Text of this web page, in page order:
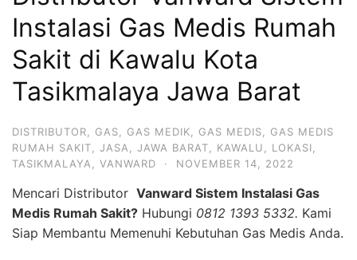
Instalasi Gas Medis Rumah
Sakit di Kawalu Kota
Tasikmalaya Jawa Barat
DISTRIBUTOR GAS GAS MEDIK GAS MEDIS
GAS MEDIS
RUMAH SAKIT
JASA JAWA BARAT KAWALU LOKASI
TASIKMALAYA
VANWARD · NOVEMBER 14, 2022
Mencari Distributor Vanward Sistem Instalasi Gas
Medis Rumah Sakit? Hubungi 0812 1393 5332. Kami
Siap Membantu Memenuhi Kebutuhan Gas Medis Anda.